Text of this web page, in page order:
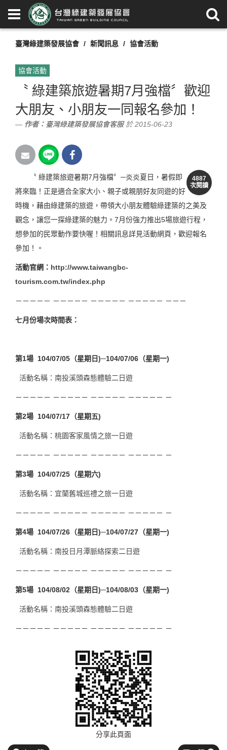
臺灣綠建築發展協會 新聞訊息 協會活動
協會活動
〝 綠建築旅遊暑期7月強檔〞歡迎
大朋友、小朋友一同報名參加！
作者： 臺灣綠建築發展協會客服於 2015-06-23
4887
次閱讀
〝 綠建築旅遊暑期7月強檔〞─炎炎夏日，暑假即
將來臨！正是適合全家大小、親子或親朋好友同遊的好
時機，藉由綠建築的旅遊，帶領大小朋友體驗綠建築的之美及
觀念，讓您一探綠建築的魅力。7月份強力推出5場旅遊行程，
想參加的民眾動作要快喔！相關訊息詳見活動網頁，歡迎報名
參加！。
活動官網： http://www.taiwangbc-
tourism.com.tw/index.php
－－－－－ －－－－－ －－－－－ －－－－－ －－－
七月份場次時間表：
第1場 104/07/05（星期日)─104/07/06（星期一)
活動名稱：南投溪頭森態體驗二日遊
－－－－－ －－－－－ －－－－－ －－－－－ －
第2場 104/07/17（星期五)
活動名稱：桃園客家風情之旅一日遊
－－－－－ －－－－－ －－－－－ －－－－－ －
第3場 104/07/25（星期六)
活動名稱：宜蘭舊城巡禮之旅一日遊
－－－－－ －－－－－ －－－－－ －－－－－ －
第4場 104/07/26（星期日)─104/07/27（星期一)
活動名稱：南投日月潭脈絡探索二日遊
－－－－－ －－－－－ －－－－－ －－－－－ －
第5場 104/08/02（星期日)─104/08/03（星期一)
活動名稱：南投溪頭森態體驗二日遊
－－－－－ －－－－－ －－－－－ －－－－－ －
分享此頁面